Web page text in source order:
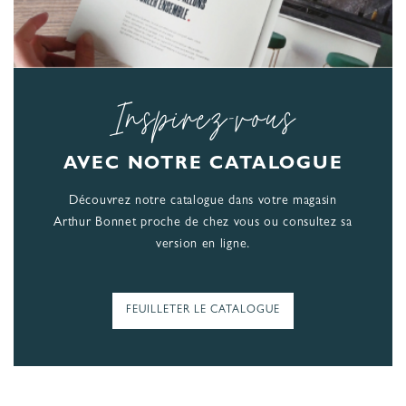
Inspirez-vous
AVEC NOTRE CATALOGUE
Découvrez notre catalogue dans votre magasin
Arthur Bonnet proche de chez vous ou consultez sa
version en ligne.
FEUILLETER LE CATALOGUE